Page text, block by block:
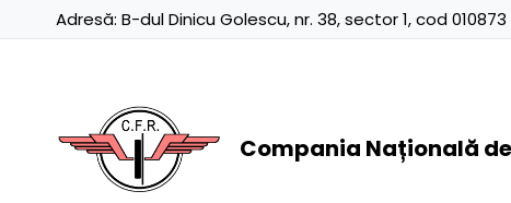
Adresă: B-dul Dinicu Golescu, nr. 38, sector 1, cod
Compania Națională de